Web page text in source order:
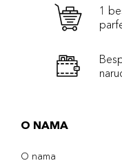
1
O NAMA
O nama